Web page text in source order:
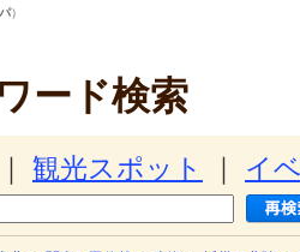
）
ード検索
観光スポット イ